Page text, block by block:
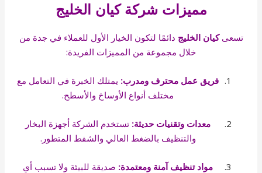
مميزات شركة كيان الخليج
تسعىكيان الخليج دائمًا لتكون الخيار الأول للعملاء في جدة من
خلال مجموعة من المميزات الفريدة:
فريق عمل محترف ومدرب: يمتلك الخبرة في التعامل مع
مختلف أنواع الأوساخ والأسطح.
معدات وتقنيات حديثة: تستخدم الشركة أجهزة البخار
والتنظيف بالضغط العالي والشفط المتطور.
مواد تنظيف آمنة ومعتمدة: صديقة للبيئة ولا تسبب أي